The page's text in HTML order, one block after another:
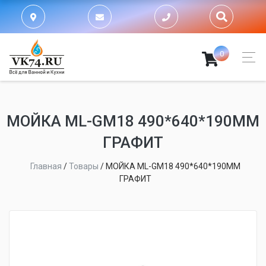
0
МОЙКА ML-GM18 490*640*190ММ
ГРАФИТ
Главная /Товары / МОЙКА ML-GM18 490*640*190ММ
ГРАФИТ